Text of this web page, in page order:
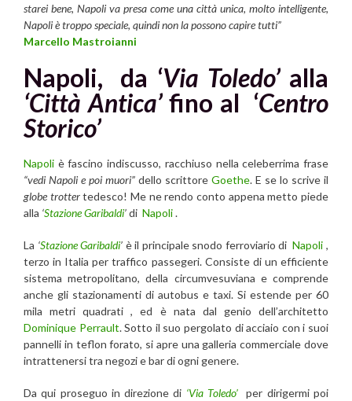
starei bene, Napoli va presa come una città unica, molto intelligente,
Napoli è troppo speciale, quindi non la possono capire tutti”
Marcello Mastroianni
Napoli, da ‘Via Toledo’alla
‘Città Antica’fino al ‘Centro
Storico’
Napoli è fascino indiscusso, racchiuso nella celeberrima frase
“vedi Napoli e poi muori” dello scrittore Goethe. E se lo scrive il
globe trottertedesco! Me ne rendo conto appena metto piede
alla ‘Stazione Garibaldi’di Napoli.
La ‘Stazione Garibaldi’ è il principale snodo ferroviario diNapoli ,
terzo in Italia per traffico passegeri. Consiste di un efficiente
sistema metropolitano, della circumvesuviana e comprende
anche gli stazionamenti di autobus e taxi. Si estende per 60
mila metri quadrati , ed è nata dal genio dell’architetto
Dominique Perrault. Sotto il suo pergolato di acciaio con i suoi
pannelli in teflon forato, si apre una galleria commerciale dove
intrattenersi tra negozi e bar di ogni genere.
Da qui proseguo in direzione di ‘Via Toledo’per dirigermi poi